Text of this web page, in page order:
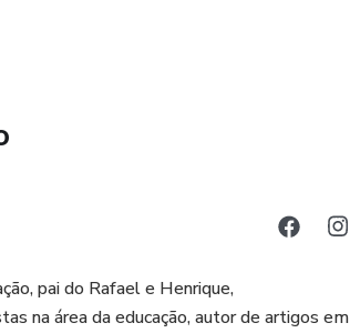
pai do Rafael e Henrique,
na área da educação, autor de artigos em